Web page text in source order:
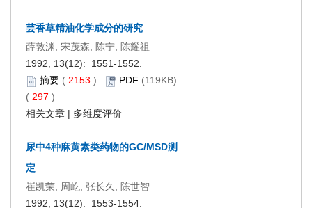
芸香草精油化学成分的研究
薛敦渊, 宋茂森, 陈宁, 陈耀祖
1992, 13(12): 1551-1552.
摘要 ( 2153 ) PDF (119KB)
( 297 )
相关文章 | 多维度评价
尿中4种麻黄素类药物的GC/MSD测
定
崔凯荣, 周屹, 张长久, 陈世智
1992, 13(12): 1553-1554.